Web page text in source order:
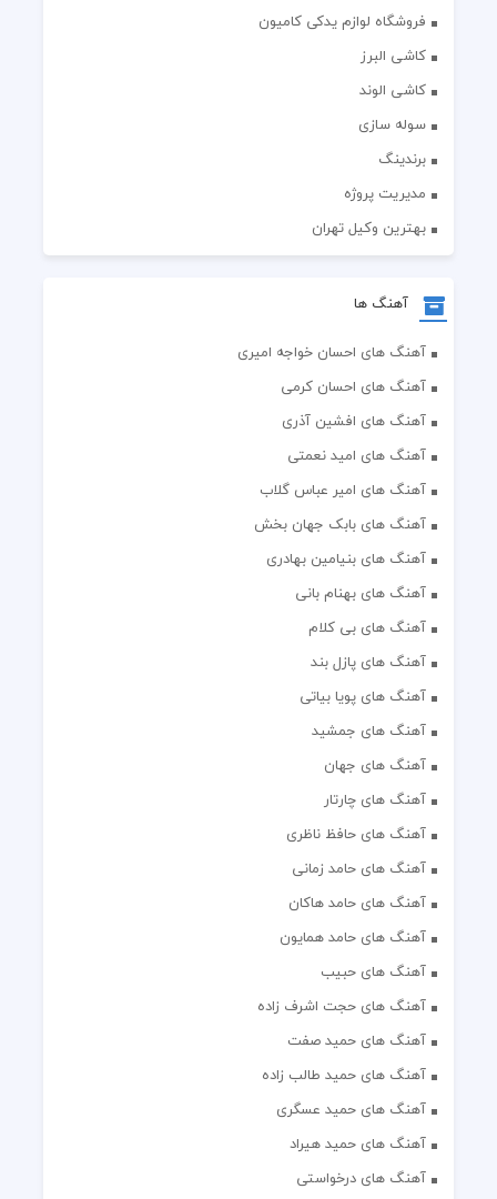
فروشگاه لوازم یدکی کامیون
کاشی البرز
کاشی الوند
سوله سازی
برندینگ
مدیریت پروژه
بهترین وکیل تهران
آهنگ ها
آهنگ های احسان خواجه امیری
آهنگ های احسان کرمی
آهنگ های افشین آذری
آهنگ های امید نعمتی
آهنگ های امیر عباس گلاب
آهنگ های بابک جهان بخش
آهنگ های بنیامین بهادری
آهنگ های بهنام بانی
آهنگ های بی کلام
آهنگ های پازل بند
آهنگ های پویا بیاتی
آهنگ های جمشید
آهنگ های جهان
آهنگ های چارتار
آهنگ های حافظ ناظری
آهنگ های حامد زمانی
آهنگ های حامد هاکان
آهنگ های حامد همایون
آهنگ های حبیب
آهنگ های حجت اشرف زاده
آهنگ های حمید صفت
آهنگ های حمید طالب زاده
آهنگ های حمید عسگری
آهنگ های حمید هیراد
آهنگ های درخواستی